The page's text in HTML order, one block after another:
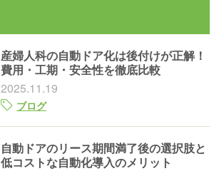
産婦人科の自動ドア化は後付けが正解！
費用・工期・安全性を徹底比較
2025.11.19
ブログ
自動ドアのリース期間満了後の選択肢と
低コストな自動化導入のメリット